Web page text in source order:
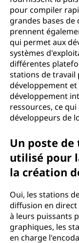
pour compiler
grandes bases de
prennent
qui permet aux
systèmes
différentes
stations de travail
développement
développement
ressources, ce
développeurs de
Un poste
utilisé pour
la création
Oui, les stations
diffusion en direct
à leurs puissants
graphiques, les
en charge